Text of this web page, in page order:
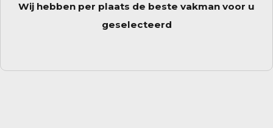
Wij hebben per plaats de beste vakman voor u
geselecteerd